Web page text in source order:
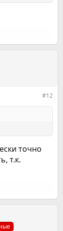
#12
точно
т.к.